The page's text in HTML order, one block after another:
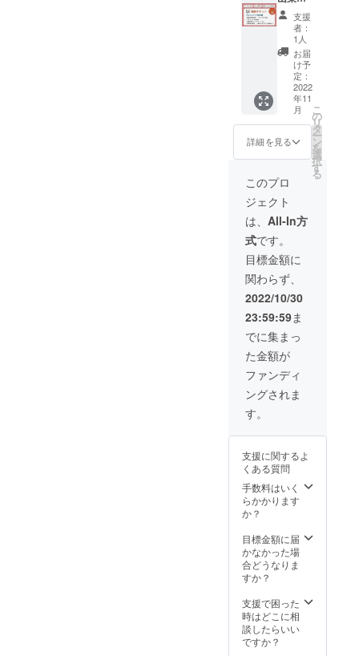
いたし
ます。
・保存
方法：
冷暗所
にて常
温保存
・賞味
期限：
より
３ヶ月
産国・
新潟県
村上市
原材料
（２７
品
目）：
該当な
届け予
定・荷
姿＞ ・
昔コシ
ヒカリ
（精
米）・
２月・
段ボー
ル（ク
ロネコ
ヤマト
宅急
お礼の
お手
紙：２
月・上
記に同
封 ・活
動報
（麦、
麦麹）
（国
産） ・
主原料
の原産
地：新
潟県村
上市 ・
添加物
表示：
材料
品
目）：
該当な
し ＜お
届け予
定・荷
姿＞ ・
赤カブ
セッ
ト・２
０２２
年１２
月・段
ボール
（クロ
急便・
冷蔵）
・お礼
のお手
紙：２
０２２
記に同
封 ・活
動報
２３年
２月・
メール
・ホー
米）１
０キロ※
・お礼
のお手
紙 ・活
動報告
・ホー
ムペー
ジへの
お名前
掲載
内容詳
細 ・名
称：岩
船産コ
シヒカ
リ（精
米） ・
サイ
ズ：４
４５×２
７６×２
１２
（mm
） ・重
量：５
キログ
ラム×２
袋 ※
計量し
です。
精米に
より重
量が
いたし
ます。
・保存
にて常
温保存
・賞味
期限：
わって
いただ
くこと
で、地
元農家
の皆さ
んへの
貢献に
も繋が
りま
す。 ＜
内容＞
・令和
４年度
収穫・
岩船
産・昔
コシヒ
カリ
（精
米）３
０キロ※
・お礼
のお手
紙 ・活
動報告
・ホー
ムペー
ジへの
お名前
掲載
内容詳
称：岩
船産コ
シヒカ
リ（精
米） ・
ズ：４
４５×２
７６×２
１２
） ・重
量：３
０キロ
グラム×
個人の
方どち
らでも
ご支援
いただ
けるリ
ターン
です。
＜内容
＞ ・右
腕チ
ケッ
ト ※１
・お礼
のお手
紙 ・活
動報告
・ホー
ムペー
ジへの
お名前
掲載
（任
意） ※
１ オ
ンライ
ンによ
る支援
者様の
業務支
援と事
しま
事業計
画書の
策定、
キック
オフ導
・プロ
ジェク
ト管理
の導入
ファシ
リテー
ション
支援
屋」を
運営す
る株式
会社い
ろむす
び・代
表取締
役古林
が、ご
支援者
様のプ
ロジェ
クトを
５日間
オンラ
インに
て伴走
支援い
たしま
す。法
人様、
個人の
方どち
らでも
ご支援
いただ
けるリ
ターン
です。
＜内容
＞ ・右
ト ※１
のお手
紙 ・活
動報告
・ホー
ムペー
お名前
掲載
（任
意） ※
ンライ
ンによ
る支援
者様の
支援
者：
1人
お届
け予
定：
2022
年11
月
詳細を見る
こ
の
リ
タ
ー
ン
を
選
択
す
る
このプロ
ジェクト
は、 All-In方
式です。
目標金額に
関わらず、
2022/10/30
23:59:59ま
でに集まっ
た金額が
ファンディ
ングされま
す。
支援に関するよ
くある質問
手数料はいく
らかかります
か？
目標金額に届
かなかった場
合どうなりま
すか？
支援で困った
時はどこに相
談したらいい
ですか？